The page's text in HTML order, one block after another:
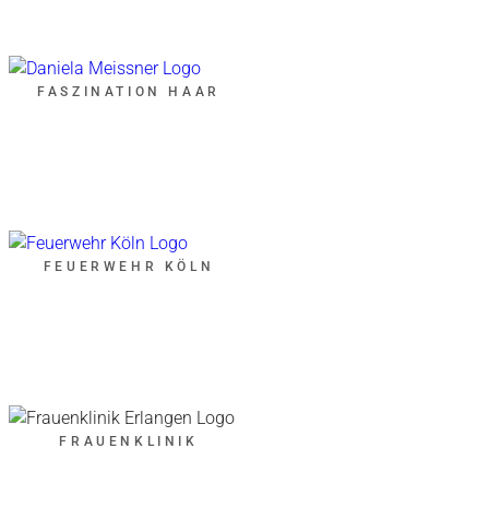
FASZINATION HAAR
FEUERWEHR KÖLN
FRAUENKLINIK